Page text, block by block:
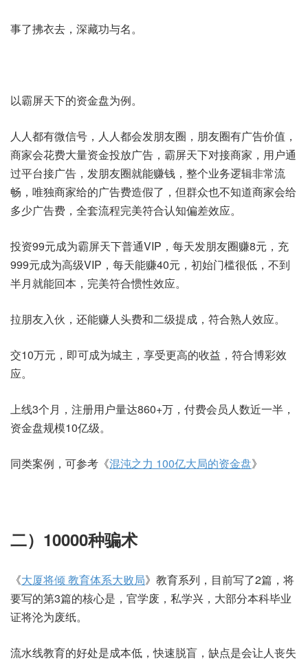
事了拂衣去，深藏功与名。
以霸屏天下的资金盘为例。
人人都有微信号，人人都会发朋友圈，朋友圈有广告价值，
商家会花费大量资金投放广告，霸屏天下对接商家，用户通
过平台接广告，发朋友圈就能赚钱，整个业务逻辑非常流
畅，唯独商家给的广告费造假了，但群众也不知道商家会给
多少广告费，全套流程完美符合认知偏差效应。
投资99元成为霸屏天下普通VIP，每天发朋友圈赚8元，充
999元成为高级VIP，每天能赚40元，初始门槛很低，不到
半月就能回本，完美符合惯性效应。
拉朋友入伙，还能赚人头费和二级提成，符合熟人效应。
交10万元，即可成为城主，享受更高的收益，符合博彩效
应。
上线3个月，注册用户量达860+万，付费会员人数近一半，
资金盘规模10亿级。
同类案例，可参考《混沌之力 100亿大局的资金盘》
二）10000种骗术
《大厦将倾 教育体系大败局》教育系列，目前写了2篇，将
要写的第3篇的核心是，官学废，私学兴，大部分本科毕业
证将沦为废纸。
流水线教育的好处是成本低，快速脱盲，缺点是会让人丧失